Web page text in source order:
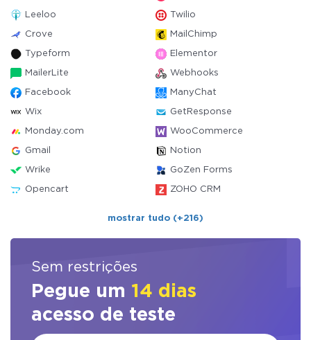
Leeloo Twilio
Crove MailChimp
Typeform Elementor
MailerLite Webhooks
Facebook ManyChat
Wix GetResponse
Monday.com WooCommerce
Gmail Notion
Wrike GoZen Forms
Opencart ZOHO CRM
mostrar tudo (+216)
Sem restrições
Pegue um 14 dias
acesso de teste